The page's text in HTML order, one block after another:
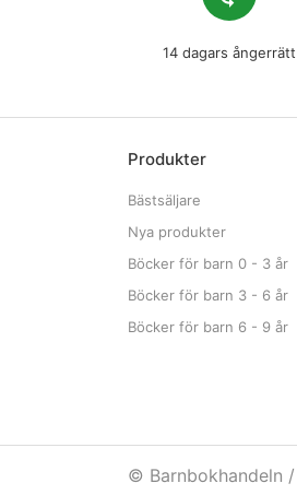
14 dagars ångerrätt
Produkter
Bästsäljare
Nya produkter
Böcker för barn 0 - 3 år
Böcker för barn 3 - 6 år
Böcker för barn 6 - 9 år
© Barnbokhandeln /